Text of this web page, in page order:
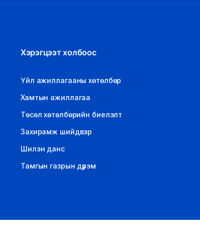
Хэрэгцээт холбоос
Үйл ажиллагааны хөтөлбөр
Хамтын ажиллагаа
Төсөл хөтөлбөрийн биелэлт
Захирамж шийдвэр
Шилэн данс
Тамгын газрын дүрэм